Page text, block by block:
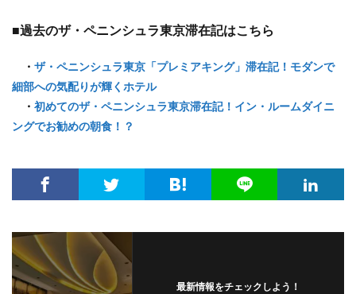
■過去のザ・ペニンシュラ東京滞在記はこちら
・ ザ・ペニンシュラ東京「プレミアキング」滞在記！モダンで
細部への気配りが輝くホテル
・ 初めてのザ・ペニンシュラ東京滞在記！イン・ルームダイニ
ングでお勧めの朝食！？
最新情報をチェックしよう！